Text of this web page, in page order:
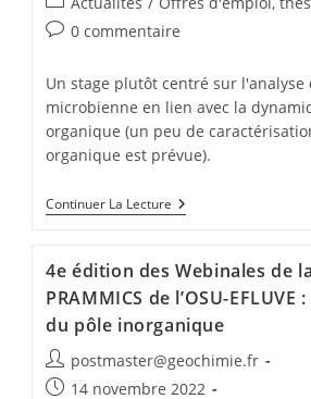
0 commentaire
Un stage plutôt centré sur l'analyse
microbienne en lien avec la
organique (un peu de
organique est prévue).
Continuer La Lecture
4e édition des Webinales de
PRAMMICS de l’OSU-
du pôle inorganique
postmaster@geochimie.fr
14 novembre 2022